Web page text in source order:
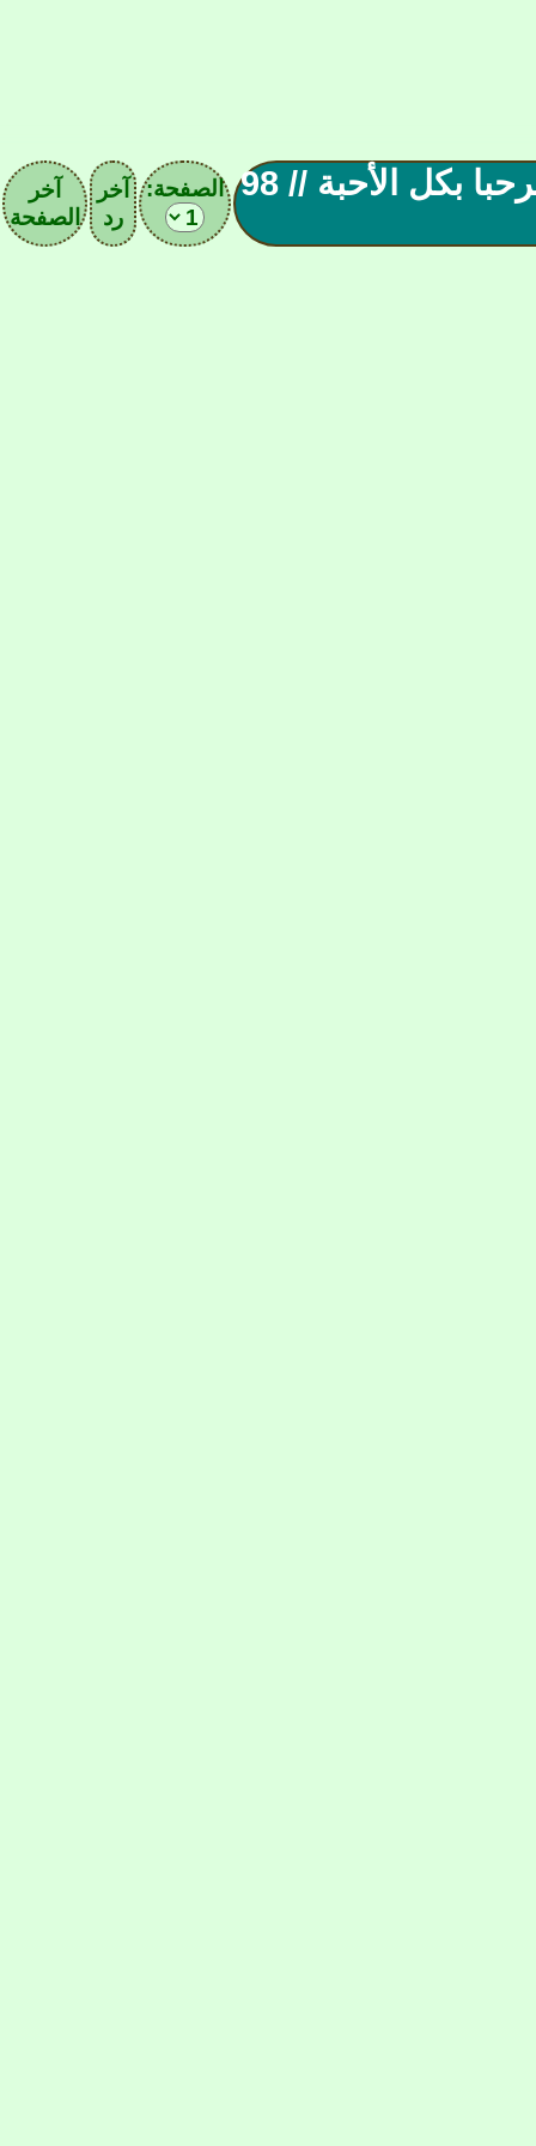
كافيه كووورة كويتية || // مرحبا بكل الأحبة // 98 الصفحة:
آخر
رد
آخر
الصفحة